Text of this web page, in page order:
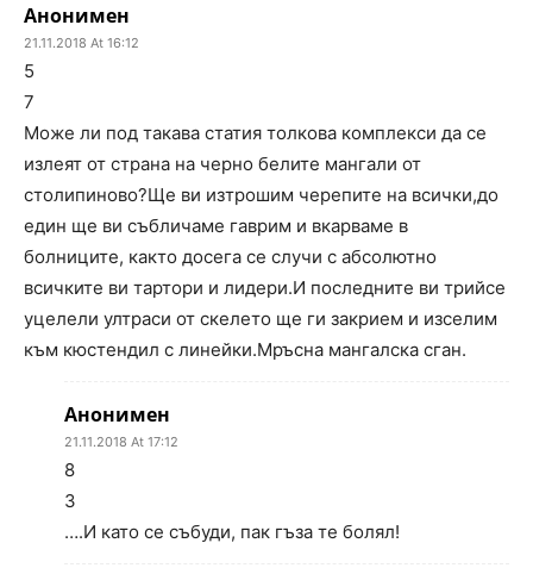
Анонимен
21.11.2018 At 16:12
5
7
Може ли под такава статия толкова комплекси да се
излеят от страна на черно белите мангали от
столипиново?Ще ви изтрошим черепите на всички,до
един ще ви събличаме гаврим и вкарваме в
болниците, както досега се случи с абсолютно
всичките ви тартори и лидери.И последните ви трийсе
уцелели ултраси от скелето ще ги закрием и изселим
към кюстендил с линейки.Мръсна мангалска сган.
Анонимен
21.11.2018 At 17:12
8
3
….И като се събуди, пак гъза те болял!